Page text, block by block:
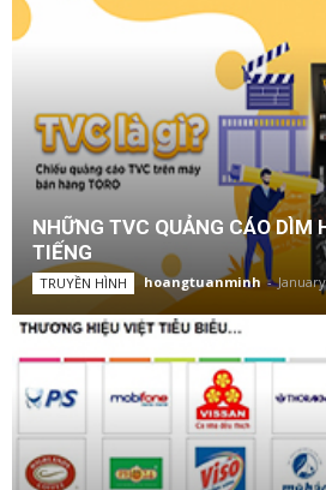
NHỮNG TVC QUẢNG CÁO DÌM
TIẾNG
TRUYỀN HÌNH hoangtuanminh -